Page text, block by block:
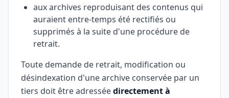
aux archives reproduisant des contenus qui
auraient entre-temps été rectifiés ou
supprimés à la suite d'une procédure de
retrait.
Toute demande de retrait, modification ou
désindexation d'une archive conservée par un
tiers doit être adresséedirectement à